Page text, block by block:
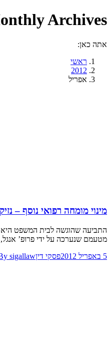
Archives:
אתה כאן:
ראשי
2012
אפריל
מינוי מומחה רפואי נוסף –
מטעמם שנערכה על ידי פרופ’ אנגל, שקבע
5 באפריל 2012
פסקי דיןsigallaw